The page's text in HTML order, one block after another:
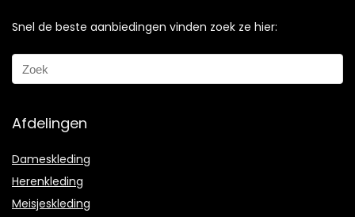
Snel de beste aanbiedingen vinden zoek ze hier:
Afdelingen
Dameskleding
Herenkleding
Meisjeskleding